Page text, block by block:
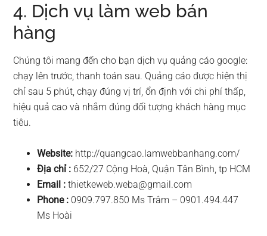
4. Dịch vụ làm web bán
hàng
Chúng tôi mang đến cho bạn dịch vụ quảng cáo google:
chạy lên trước, thanh toán sau. Quảng cáo được hiện thị
chỉ sau 5 phút, chạy đúng vị trí, ổn định với chi phí thấp,
hiệu quả cao và nhắm đúng đối tượng khách hàng mục
tiêu.
Website: http://quangcao.lamwebbanhang.com/
Địa chỉ : 652/27 Cộng Hoà, Quận Tân Bình, tp HCM
Email : thietkeweb.weba@gmail.com
Phone : 0909.797.850 Ms Trâm – 0901.494.447
Ms Hoài